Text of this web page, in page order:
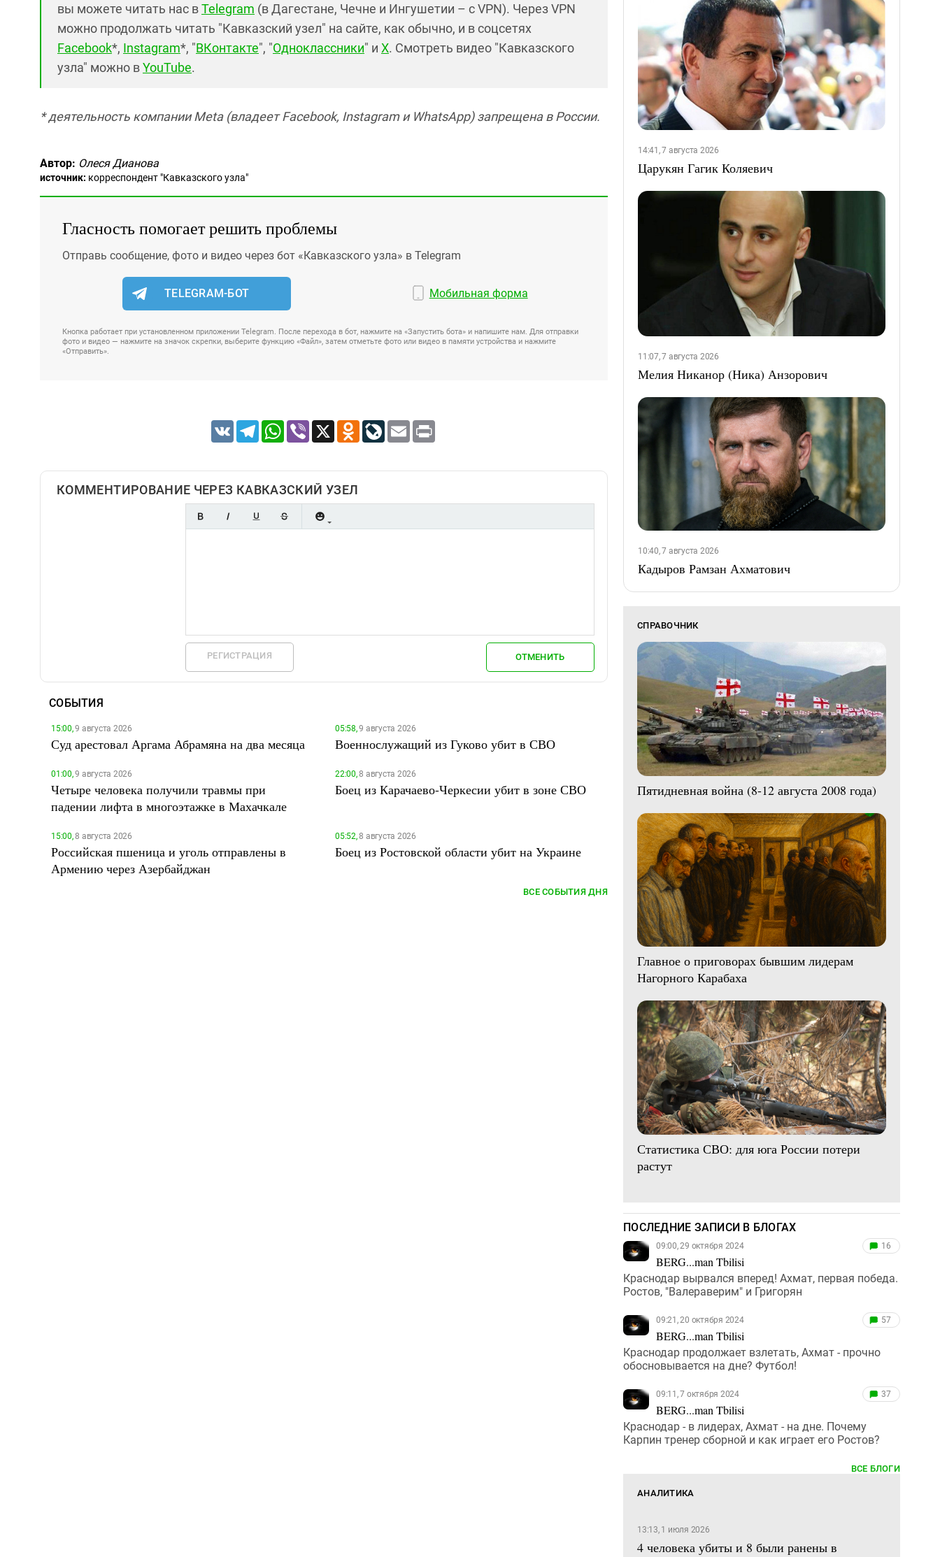
вы можете читать нас вTelegram (в Дагестане, Чечне и Ингушетии – с VPN). Через VPN
можно продолжать читать "Кавказский узел" на сайте, как обычно, и в соцсетях
Facebook*, Instagram*, "ВКонтакте", "Одноклассники" и X. Смотреть видео "Кавказского
узла" можно вYouTube.
* деятельность компании Meta (владеет Facebook, Instagram и WhatsApp) запрещена в России.
Автор: Олеся Дианова
источник: корреспондент "Кавказского узла"
Гласность помогает решить проблемы
Отправь сообщение, фото и видео через бот «Кавказского узла» в Telegram
TELEGRAM-БОТ Мобильная форма
Кнопка работает при установленном приложении Telegram. После перехода в бот, нажмите на «Запустить бота» и напишите нам. Для отправки
фото и видео — нажмите на значок скрепки, выберите функцию «Файл», затем отметьте фото или видео в памяти устройства и нажмите
«Отправить».
VK TelegramWhatsApp
Viber X Odnoklassniki
LiveJournal
Email
КОММЕНТИРОВАНИЕ ЧЕРЕЗ КАВКАЗСКИЙ УЗЕЛ
РЕГИСТРАЦИЯ ОТМЕНИТЬ
СОБЫТИЯ
15:00,9 августа 2026
Суд арестовал Аргама Абрамяна на два месяца
05:58,9 августа 2026
Военнослужащий из Гуково убит в СВО
01:00,9 августа 2026
Четыре человека получили травмы при
падении лифта в многоэтажке в Махачкале
22:00,8 августа 2026
Боец из Карачаево-Черкесии убит в зоне СВО
15:00,8 августа 2026
Российская пшеница и уголь отправлены в
Армению через Азербайджан
05:52,8 августа 2026
Боец из Ростовской области убит на Украине
ВСЕ СОБЫТИЯ ДНЯ
14:41, 7 августа 2026
Царукян Гагик Коляевич
11:07, 7 августа 2026
Мелия Никанор (Ника) Анзорович
10:40, 7 августа 2026
Кадыров Рамзан Ахматович
СПРАВОЧНИК
Пятидневная война (8-12 августа 2008 года)
Главное о приговорах бывшим лидерам
Нагорного Карабаха
Статистика СВО: для юга России потери
растут
ПОСЛЕДНИЕ ЗАПИСИ В БЛОГАХ
09:00, 29 октября 2024
BERG...man Tbilisi
16
Краснодар вырвался вперед! Ахмат, первая победа.
Ростов, "Валераверим" и Григорян
09:21, 20 октября 2024
BERG...man Tbilisi
57
Краснодар продолжает взлетать, Ахмат - прочно
обосновывается на дне? Футбол!
09:11, 7 октября 2024
BERG...man Tbilisi
37
Краснодар - в лидерах, Ахмат - на дне. Почему
Карпин тренер сборной и как играет его Ростов?
ВСЕ БЛОГИ
АНАЛИТИКА
13:13, 1 июля 2026
4 человека убиты и 8 были ранены в